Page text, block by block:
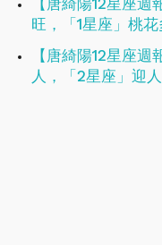
【唐綺陽12星座
旺，「1星座」桃花
【唐綺陽12星座
人，「2星座」迎